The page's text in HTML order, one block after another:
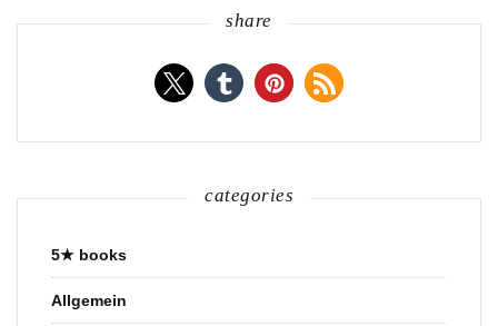
share
categories
5★ books
Allgemein